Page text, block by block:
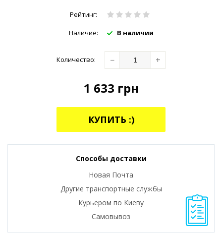
Рейтинг:
Наличие: В наличии
Количество: − +
1 633 грн
КУПИТЬ :)
Способы доставки
Новая Почта
Другие транспортные службы
Курьером по Киеву
Самовывоз